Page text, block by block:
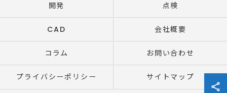
開発 点検
CAD 会社概要
コラム お問い合わせ
プライバシーポリシー サイトマップ